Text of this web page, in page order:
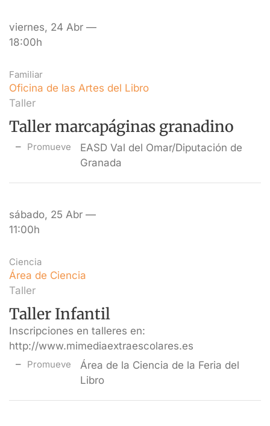
viernes, 24 Abr —
18:00h
Familiar
Oficina de las Artes del Libro
Taller
Taller marcapáginas granadino
Promueve
EASD Val del Omar/Diputación de
Granada
sábado, 25 Abr —
11:00h
Ciencia
Área de Ciencia
Taller
Taller Infantil
Inscripciones en talleres en:
http://www.mimediaextraescolares.es
Promueve
Área de la Ciencia de la Feria del
Libro